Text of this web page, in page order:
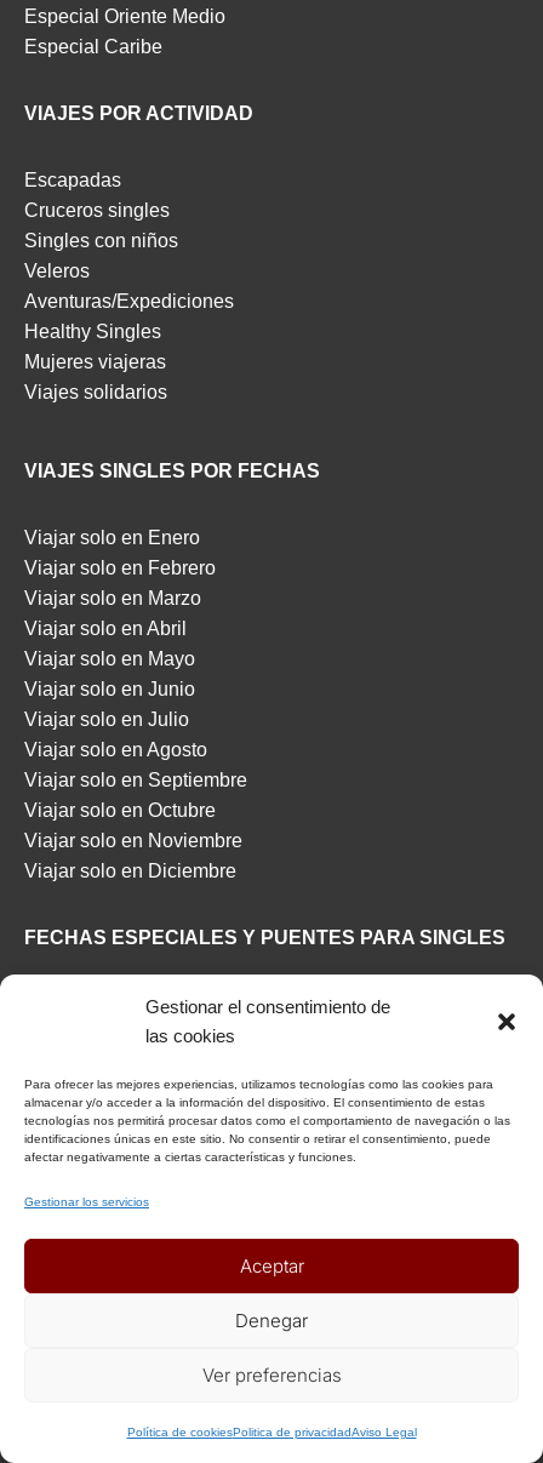
Gestionar el consentimiento de
las cookies
Para ofrecer las mejores experiencias, utilizamos tecnologías como las cookies para
almacenar y/o acceder a la información del dispositivo. El consentimiento de estas
tecnologías nos permitirá procesar datos como el comportamiento de navegación o las
identificaciones únicas en este sitio. No consentir o retirar el consentimiento, puede
afectar negativamente a ciertas características y funciones.
Gestionar los servicios
Aceptar
Denegar
Ver preferencias
Política de cookiesPolitica de privacidadAviso Legal
Especial Oriente Medio
Especial Caribe
VIAJES POR ACTIVIDAD
Escapadas
Cruceros singles
Singles con niños
Veleros
Aventuras/Expediciones
Healthy Singles
Mujeres viajeras
Viajes solidarios
VIAJES SINGLES POR FECHAS
Viajar solo en Enero
Viajar solo en Febrero
Viajar solo en Marzo
Viajar solo en Abril
Viajar solo en Mayo
Viajar solo en Junio
Viajar solo en Julio
Viajar solo en Agosto
Viajar solo en Septiembre
Viajar solo en Octubre
Viajar solo en Noviembre
Viajar solo en Diciembre
FECHAS ESPECIALES Y PUENTES PARA SINGLES
Viajar solo en Puente del Pilar
Viajar solo en Halloween
Viajar solo en Fin de Año
Viajar solo en Reyes
Viajar solo en Semana Santa
De 16:30 a 19:00 horas